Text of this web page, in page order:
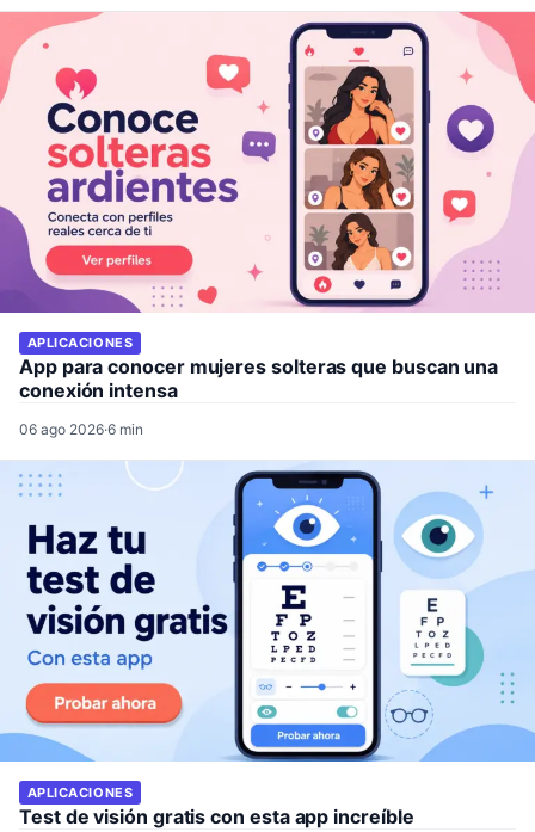
APLICACIONES
App para conocer mujeres solteras que buscan una
conexión intensa
06 ago 2026·6 min
APLICACIONES
Test de visión gratis con esta app increíble